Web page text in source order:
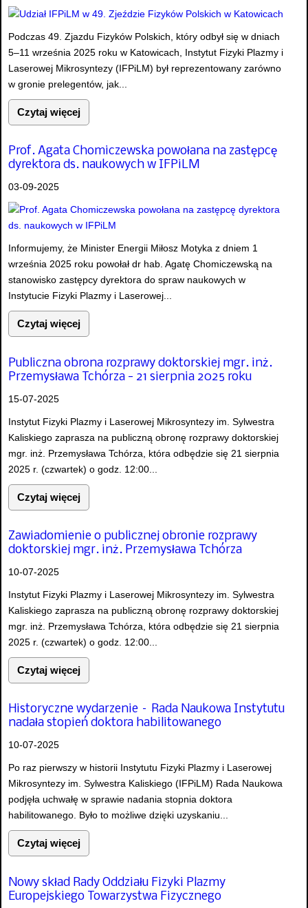
Podczas 49. Zjazdu Fizyków Polskich, który odbył się w dniach
5–11 września 2025 roku w Katowicach, Instytut Fizyki Plazmy i
Laserowej Mikrosyntezy (IFPiLM) był reprezentowany zarówno
w gronie prelegentów, jak...
Czytaj więcej
Prof. Agata Chomiczewska powołana na zastępcę
dyrektora ds. naukowych w IFPiLM
03-09-2025
Informujemy, że Minister Energii Miłosz Motyka z dniem 1
września 2025 roku powołał dr hab. Agatę Chomiczewską na
stanowisko zastępcy dyrektora do spraw naukowych w
Instytucie Fizyki Plazmy i Laserowej...
Czytaj więcej
Publiczna obrona rozprawy doktorskiej mgr. inż.
Przemysława Tchórza - 21 sierpnia 2025 roku
15-07-2025
Instytut Fizyki Plazmy i Laserowej Mikrosyntezy im. Sylwestra
Kaliskiego zaprasza na publiczną obronę rozprawy doktorskiej
mgr. inż. Przemysława Tchórza, która odbędzie się 21 sierpnia
2025 r. (czwartek) o godz. 12:00...
Czytaj więcej
Zawiadomienie o publicznej obronie rozprawy
doktorskiej mgr. inż. Przemysława Tchórza
10-07-2025
Instytut Fizyki Plazmy i Laserowej Mikrosyntezy im. Sylwestra
Kaliskiego zaprasza na publiczną obronę rozprawy doktorskiej
mgr. inż. Przemysława Tchórza, która odbędzie się 21 sierpnia
2025 r. (czwartek) o godz. 12:00...
Czytaj więcej
Historyczne wydarzenie – Rada Naukowa Instytutu
nadała stopień doktora habilitowanego
10-07-2025
Po raz pierwszy w historii Instytutu Fizyki Plazmy i Laserowej
Mikrosyntezy im. Sylwestra Kaliskiego (IFPiLM) Rada Naukowa
podjęła uchwałę w sprawie nadania stopnia doktora
habilitowanego. Było to możliwe dzięki uzyskaniu...
Czytaj więcej
Nowy skład Rady Oddziału Fizyki Plazmy
Europejskiego Towarzystwa Fizycznego